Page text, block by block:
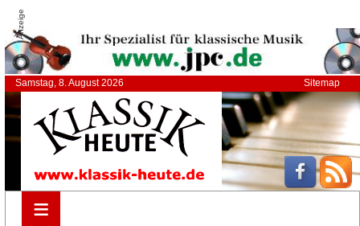
Anzeige
Samstag, 8. August 2026 Sitemap
≡
≡